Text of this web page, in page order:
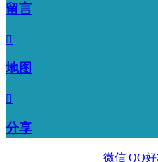
留言

地图

分享
微信 QQ